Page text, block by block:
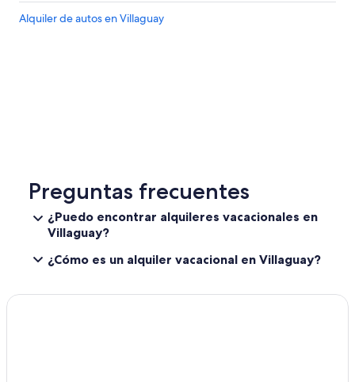
Alquiler de autos en Villaguay
Preguntas frecuentes
¿Puedo encontrar alquileres vacacionales en
Villaguay?
¿Cómo es un alquiler vacacional en Villaguay?